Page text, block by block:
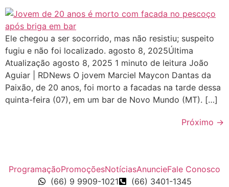
Ele chegou a ser socorrido, mas não resistiu; suspeito
fugiu e não foi localizado. agosto 8, 2025Última
Atualização agosto 8, 2025 1 minuto de leitura João
Aguiar | RDNews O jovem Marciel Maycon Dantas da
Paixão, de 20 anos, foi morto a facadas na tarde dessa
quinta-feira (07), em um bar de Novo Mundo (MT). […]
Próximo →
ProgramaçãoPromoçõesNotíciasAnuncieFale Conosco
(66) 9 9909-1021
(66) 3401-1345